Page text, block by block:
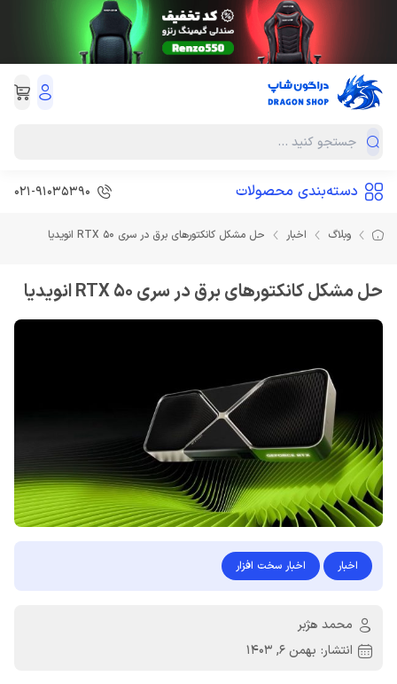
دسته‌بندی محصولات 021-91035390
وبلاگ اخبار حل مشکل کانکتورهای برق در سری RTX 50 انویدیا
حل مشکل کانکتورهای برق در سری RTX 50 انویدیا
اخبار اخبار سخت افزار
محمد هژبر
انتشار: بهمن 6, 1403